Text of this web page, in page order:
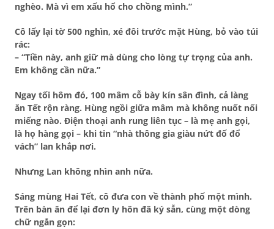
nghèo. Mà vì em xấu hổ cho chồng mình.”
Cô lấy lại tờ 500 nghìn, xé đôi trước mặt Hùng, bỏ vào túi
rác:
– “Tiền này, anh giữ mà dùng cho lòng tự trọng của anh.
Em không cần nữa.”
Ngay tối hôm đó, 100 mâm cỗ bày kín sân đình, cả làng
ăn Tết rộn ràng. Hùng ngồi giữa mâm mà không nuốt nổi
miếng nào. Điện thoại anh rung liên tục – là mẹ anh gọi,
là họ hàng gọi – khi tin “nhà thông gia giàu nứt đố đổ
vách” lan khắp nơi.
Nhưng Lan không nhìn anh nữa.
Sáng mùng Hai Tết, cô đưa con về thành phố một mình.
Trên bàn ăn để lại đơn ly hôn đã ký sẵn, cùng một dòng
chữ ngắn gọn: